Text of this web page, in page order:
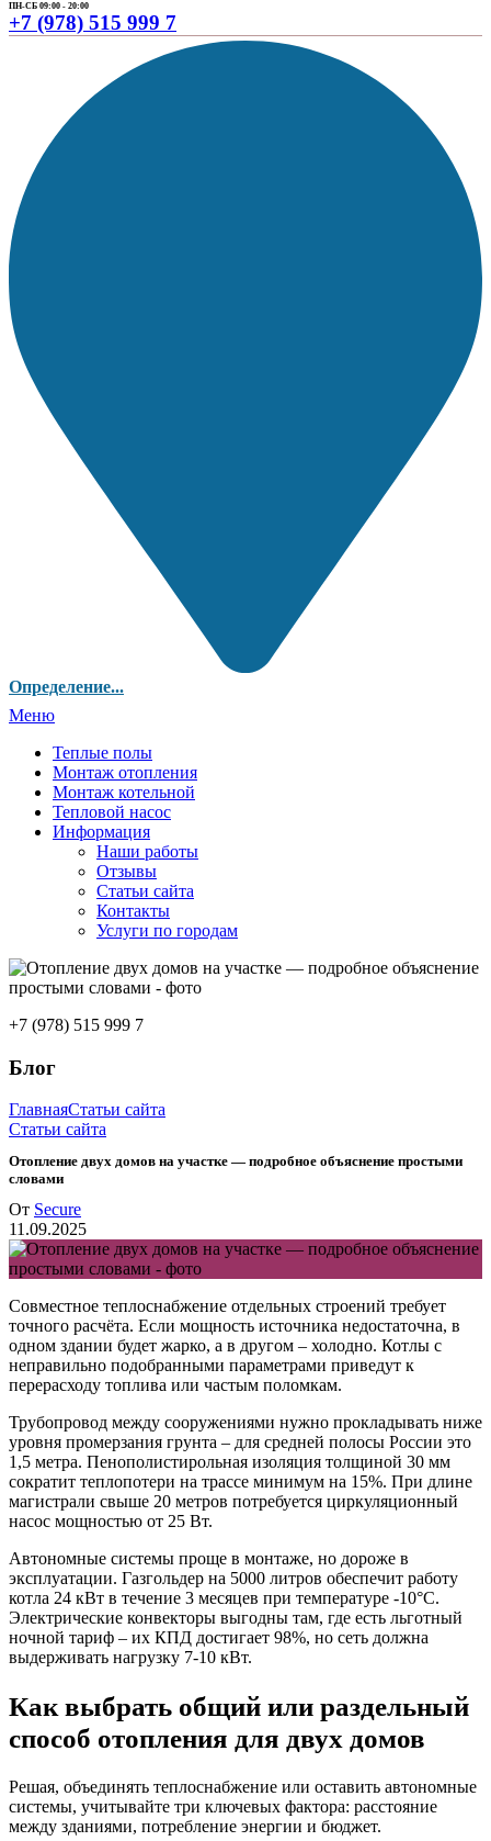
ПН-СБ 09:00 - 20:00
+7 (978) 515 999 7
Определение...
Меню
Теплые полы
Монтаж отопления
Монтаж котельной
Тепловой насос
Информация
Наши работы
Отзывы
Статьи сайта
Контакты
Услуги по городам
+7 (978) 515 999 7
Блог
ГлавнаяСтатьи сайта
Статьи сайта
Отопление двух домов на участке — подробное объяснение простыми
словами
От Secure
11.09.2025
Совместное теплоснабжение отдельных строений требует
точного расчёта. Если мощность источника недостаточна, в
одном здании будет жарко, а в другом – холодно. Котлы с
неправильно подобранными параметрами приведут к
перерасходу топлива или частым поломкам.
Трубопровод между сооружениями нужно прокладывать ниже
уровня промерзания грунта – для средней полосы России это
1,5 метра. Пенополистирольная изоляция толщиной 30 мм
сократит теплопотери на трассе минимум на 15%. При длине
магистрали свыше 20 метров потребуется циркуляционный
насос мощностью от 25 Вт.
Автономные системы проще в монтаже, но дороже в
эксплуатации. Газгольдер на 5000 литров обеспечит работу
котла 24 кВт в течение 3 месяцев при температуре -10°C.
Электрические конвекторы выгодны там, где есть льготный
ночной тариф – их КПД достигает 98%, но сеть должна
выдерживать нагрузку 7-10 кВт.
Как выбрать общий или раздельный
способ отопления для двух домов
Решая, объединять теплоснабжение или оставить автономные
системы, учитывайте три ключевых фактора: расстояние
между зданиями, потребление энергии и бюджет.